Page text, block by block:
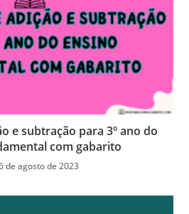
e subtração para 3º ano do
com gabarito
de agosto de 2023